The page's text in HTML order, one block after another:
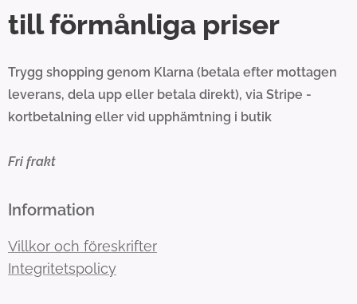
till förmånliga priser
Trygg shopping genom Klarna (betala efter mottagen
leverans, dela upp eller betala direkt), via Stripe -
kortbetalning eller vid upphämtning i butik
Fri frakt
Information
Villkor och föreskrifter
Integritetspolicy